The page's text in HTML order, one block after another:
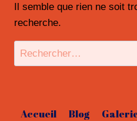
Il semble que rien ne soit
recherche.
Rechercher :
Accueil Blog